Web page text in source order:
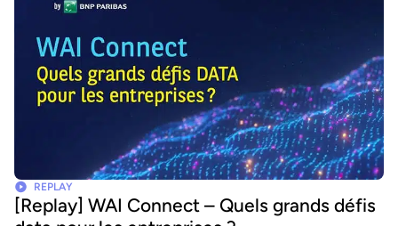
REPLAY
[Replay] WAI Connect – Quels grands défis